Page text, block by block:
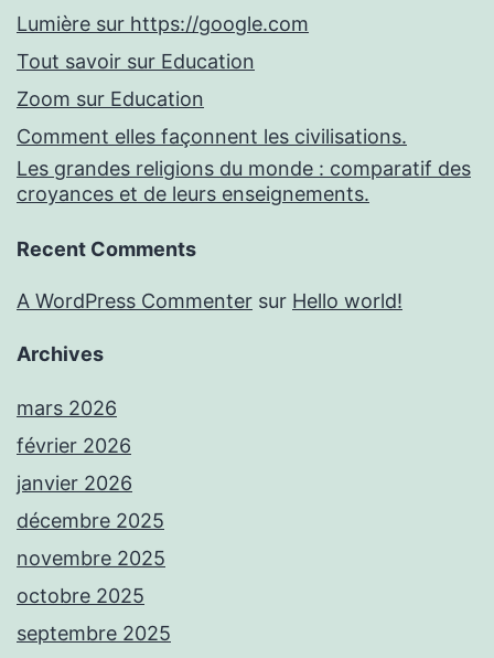
Lumière sur https://google.com
Tout savoir sur Education
Zoom sur Education
Comment elles façonnent les civilisations.
Les grandes religions du monde : comparatif des
croyances et de leurs enseignements.
Recent Comments
A WordPress Commenter sur Hello world!
Archives
mars 2026
février 2026
janvier 2026
décembre 2025
novembre 2025
octobre 2025
septembre 2025